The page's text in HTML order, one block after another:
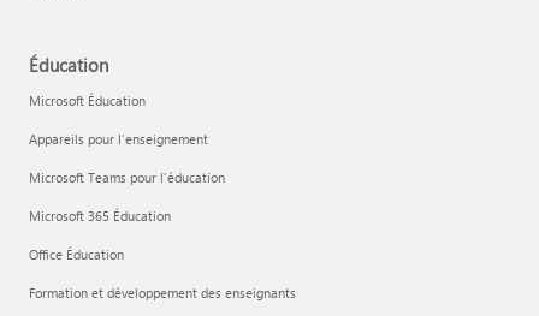
Éducation
Microsoft Éducation
Appareils pour l’enseignement
Microsoft Teams pour l’éducation
Microsoft 365 Éducation
Office Éducation
Formation et développement des enseignants